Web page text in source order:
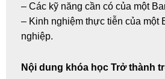
– Các kỹ năng cần có của một
– Kinh nghiệm thực tiễn của một
nghiệp.
Nội dung khóa học Trở thành